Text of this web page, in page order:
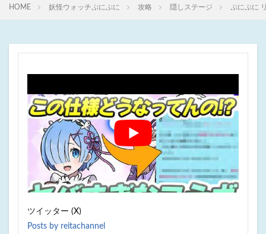
HOME 妖怪ウォッチぷにぷに 攻略 隠しステージ ぷにぷに
ツイッター (X)
Posts by reitachannel